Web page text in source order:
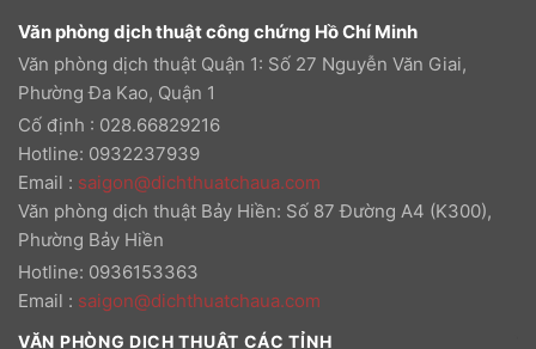
Văn phòng dịch thuật công chứng Hồ Chí Minh
Văn phòng dịch thuật Quận 1: Số 27 Nguyễn Văn Giai,
Phường Đa Kao, Quận 1
Cố định : 028.66829216
Hotline: 0932237939
Email : saigon@dichthuatchaua.com
Văn phòng dịch thuật Bảy Hiền: Số 87 Đường A4 (K300),
Phường Bảy Hiền
Hotline: 0936153363
Email : saigon@dichthuatchaua.com
VĂN PHÒNG DỊCH THUẬT CÁC TỈNH